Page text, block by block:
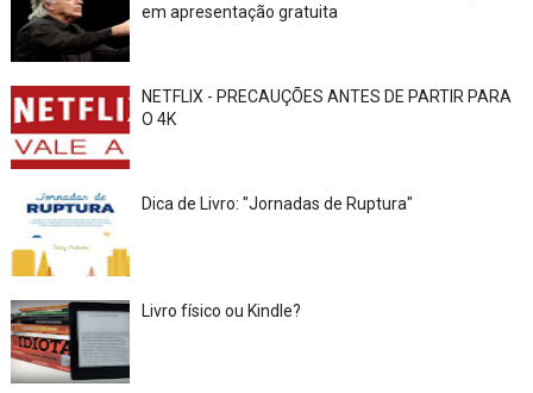
em apresentação gratuita
NETFLIX - PRECAUÇÕES ANTES DE PARTIR PARA
O 4K
Dica de Livro: "Jornadas de Ruptura"
Livro físico ou Kindle?